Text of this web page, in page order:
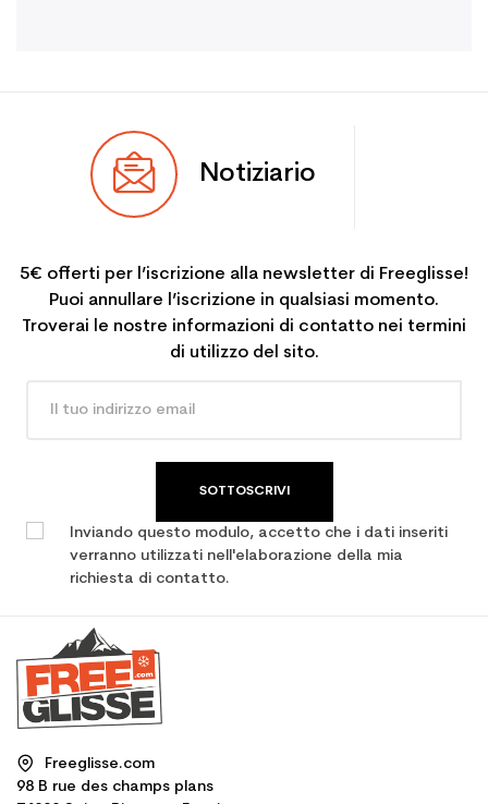
Notiziario
5€ offerti per l’iscrizione alla newsletter di Freeglisse!
Puoi annullare l’iscrizione in qualsiasi momento.
Troverai le nostre informazioni di contatto nei termini
di utilizzo del sito.
SOTTOSCRIVI
Inviando questo modulo, accetto che i dati inseriti
verranno utilizzati nell'elaborazione della mia
richiesta di contatto.
Freeglisse.com
98 B rue des champs plans